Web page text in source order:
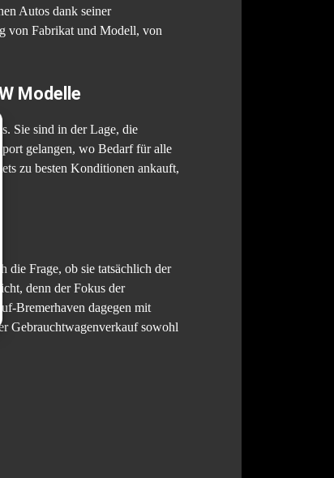
Autos dank seiner
von Fabrikat und Modell, von
Modelle
Sie sind in der Lage, die
gelangen, wo Bedarf für alle
zu besten Konditionen ankauft,
die Frage, ob sie tatsächlich der
denn der Fokus der
Bremerhaven dagegen mit
Gebrauchtwagenverkauf sowohl